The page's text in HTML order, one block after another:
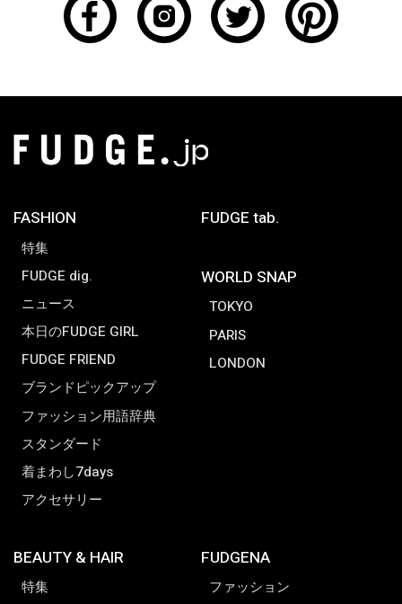
FASHION
特集
FUDGE dig.
ニュース
本日のFUDGE GIRL
FUDGE FRIEND
ブランドピックアップ
ファッション用語辞典
スタンダード
着まわし7days
アクセサリー
FUDGE tab.
WORLD SNAP
TOKYO
PARIS
LONDON
BEAUTY & HAIR
特集
FUDGENA
ファッション